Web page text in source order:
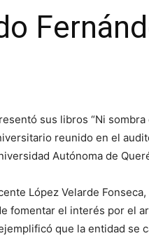
sus libros “Ni sombra
reunido en el
Autónoma de
López Velarde
fomentar el interés por el
que la entidad se